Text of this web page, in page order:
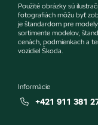
Použité obrázky sú
fotografiách môžu byť
je štandardom pre
sortimente modelov,
cenách, podmienkach a
vozidiel Škoda.
Informácie
+421 911 381